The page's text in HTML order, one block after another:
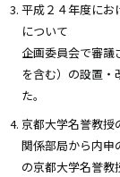
平成２４年度にお
について
企画委員会で審
を含む）の設置・
た。
京都大学名誉教授
関係部局から内申
の京都大学名誉教